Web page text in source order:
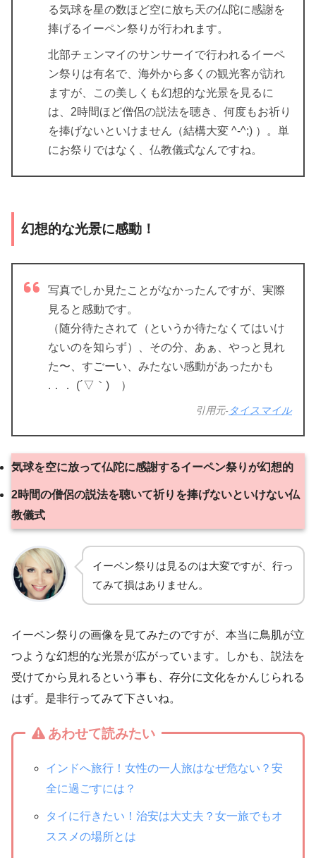
る気球を星の数ほど空に放ち天の仏陀に感謝を
捧げるイーペン祭りが行われます。
北部チェンマイのサンサーイで行われるイーペ
ン祭りは有名で、海外から多くの観光客が訪れ
ますが、この美しくも幻想的な光景を見るに
は、2時間ほど僧侶の説法を聴き、何度もお祈り
を捧げないといけません（結構大変 ^-^;) ）。単
にお祭りではなく、仏教儀式なんですね。
幻想的な光景に感動！
写真でしか見たことがなかったんですが、実際
見ると感動です。
（随分待たされて（というか待たなくてはいけ
ないのを知らず）、その分、あぁ、やっと見れ
た〜、すごーい、みたない感動があったかも
.．． (´▽｀) ）
引用元-タイスマイル
気球を空に放って仏陀に感謝するイーペン祭りが幻想的
2時間の僧侶の説法を聴いて祈りを捧げないといけない仏
教儀式
イーペン祭りは見るのは大変ですが、行っ
てみて損はありません。
イーペン祭りの画像を見てみたのですが、本当に鳥肌が立
つような幻想的な光景が広がっています。しかも、説法を
受けてから見れるという事も、存分に文化をかんじられる
はず。是非行ってみて下さいね。
あわせて読みたい
インドへ旅行！女性の一人旅はなぜ危ない？安
全に過ごすには？
タイに行きたい！治安は大丈夫？女一旅でもオ
ススメの場所とは